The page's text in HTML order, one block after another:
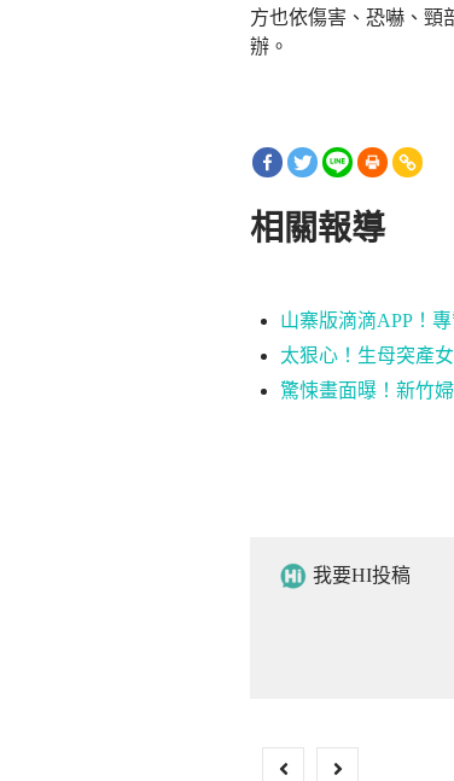
方也依傷害、恐嚇、頸
辦。
相關報導
山寨版滴滴APP！
太狠心！生母突產
驚悚畫面曝！新竹
我要HI投稿